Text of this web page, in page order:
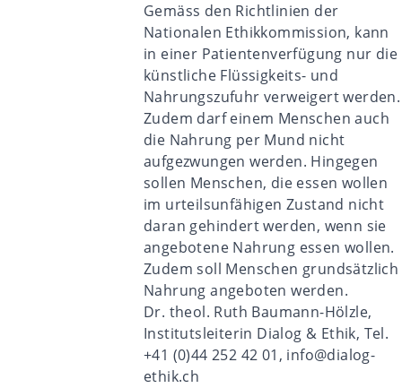
Gemäss den Richtlinien der
Nationalen Ethikkommission, kann
in einer Patientenverfügung nur die
künstliche Flüssigkeits- und
Nahrungszufuhr verweigert werden.
Zudem darf einem Menschen auch
die Nahrung per Mund nicht
aufgezwungen werden. Hingegen
sollen Menschen, die essen wollen
im urteilsunfähigen Zustand nicht
daran gehindert werden, wenn sie
angebotene Nahrung essen wollen.
Zudem soll Menschen grundsätzlich
Nahrung angeboten werden.
Dr. theol. Ruth Baumann-Hölzle,
Institutsleiterin Dialog & Ethik, Tel.
+41 (0)44 252 42 01, info@dialog-
ethik.ch